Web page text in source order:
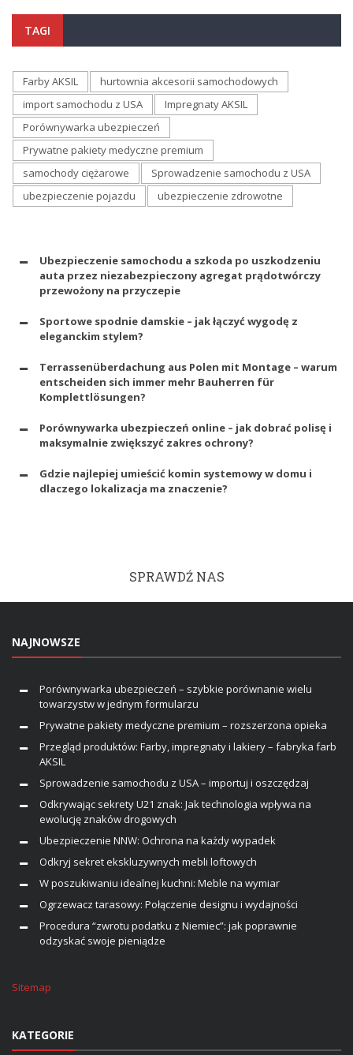
TAGI
Farby AKSIL
hurtownia akcesorii samochodowych
import samochodu z USA
Impregnaty AKSIL
Porównywarka ubezpieczeń
Prywatne pakiety medyczne premium
samochody ciężarowe
Sprowadzenie samochodu z USA
ubezpieczenie pojazdu
ubezpieczenie zdrowotne
Ubezpieczenie samochodu a szkoda po uszkodzeniu
auta przez niezabezpieczony agregat prądotwórczy
przewożony na przyczepie
Sportowe spodnie damskie – jak łączyć wygodę z
eleganckim stylem?
Terrassenüberdachung aus Polen mit Montage – warum
entscheiden sich immer mehr Bauherren für
Komplettlösungen?
Porównywarka ubezpieczeń online – jak dobrać polisę i
maksymalnie zwiększyć zakres ochrony?
Gdzie najlepiej umieścić komin systemowy w domu i
dlaczego lokalizacja ma znaczenie?
SPRAWDŹ NAS
NAJNOWSZE
Porównywarka ubezpieczeń – szybkie porównanie wielu
towarzystw w jednym formularzu
Prywatne pakiety medyczne premium – rozszerzona opieka
Przegląd produktów: Farby, impregnaty i lakiery – fabryka farb
AKSIL
Sprowadzenie samochodu z USA – importuj i oszczędzaj
Odkrywając sekrety U21 znak: Jak technologia wpływa na
ewolucję znaków drogowych
Ubezpieczenie NNW: Ochrona na każdy wypadek
Odkryj sekret ekskluzywnych mebli loftowych
W poszukiwaniu idealnej kuchni: Meble na wymiar
Ogrzewacz tarasowy: Połączenie designu i wydajności
Procedura “zwrotu podatku z Niemiec”: jak poprawnie
odzyskać swoje pieniądze
Sitemap
KATEGORIE